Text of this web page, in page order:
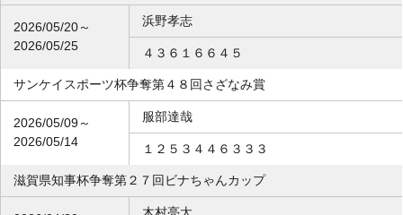
2026/05/20～
2026/05/25
浜野孝志
４３６１６６４５
サンケイスポーツ杯争奪第４８回さざなみ賞
2026/05/09～
2026/05/14
服部達哉
１２５３４４６３３３
滋賀県知事杯争奪第２７回ビナちゃんカップ